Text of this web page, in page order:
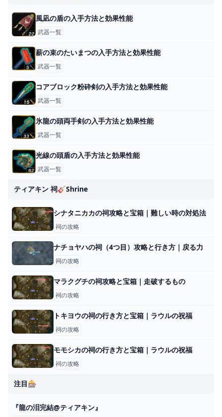
風凪の盾の入手方法と効果性能
武器一覧
薪の束のたいまつの入手方法と効果性能
武器一覧
コアブロック粉砕剣の入手方法と効果性能
武器一覧
氷龍の頭両手剣の入手方法と効果性能
武器一覧
光線の頭盾の入手方法と効果性能
武器一覧
ティアキン 祠🎸shrine
シナタニカカの祠攻略と宝箱｜難しい時の対処法
祠の攻略
ナチョヤハの祠（4つ目）攻略と行き方｜戻る力
祠の攻略
マラクグチの祠攻略と宝箱｜走破するもの
祠の攻略
トキヨウの祠の行き方と宝箱｜ラウルの祝福
祠の攻略
モモシカの祠の行き方と宝箱｜ラウルの祝福
祠の攻略
注目🎰
『龍の泪完結@ティアキン』